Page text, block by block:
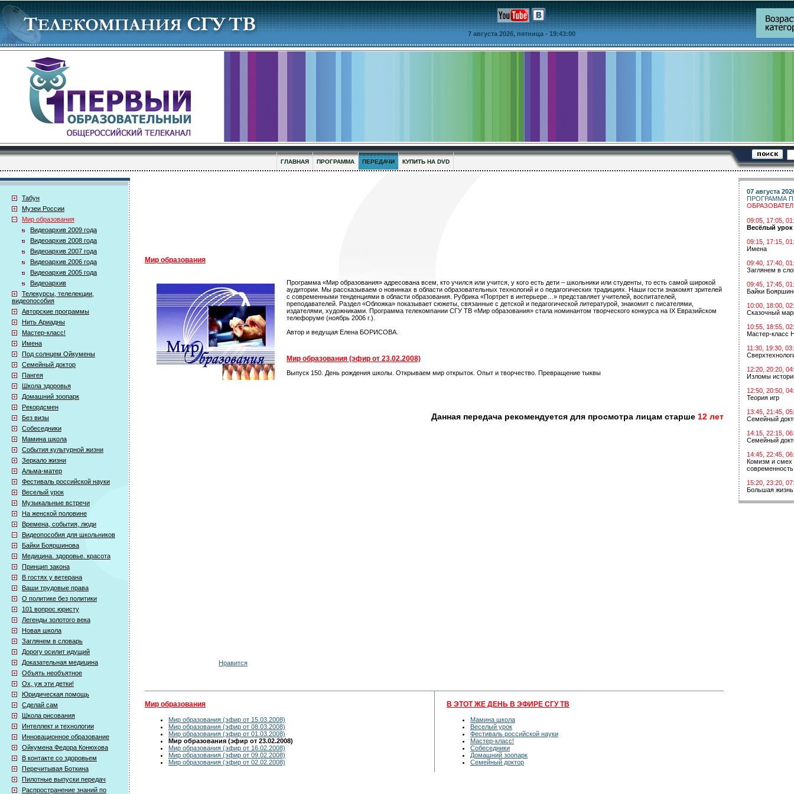
7 августа 2026, пятница - 19:43:00
ГЛАВНАЯ ПРОГРАММА ПЕРЕДАЧИ КУПИТЬ НА DVD
Табун
Музеи России
Мир образования
Видеоархив 2009 года
Видеоархив 2008 года
Видеоархив 2007 года
Видеоархив 2006 года
Видеоархив 2005 года
Видеоархив
Телекурсы, телелекции,
видеопособия
Авторские программы
Нить Ариадны
Мастер-класс!
Имена
Под солнцем Ойкумены
Семейный доктор
Пангея
Школа здоровья
Домашний зоопарк
Рекордсмен
Без визы
Собеседники
Мамина школа
События культурной жизни
Зеркало жизни
Альма-матер
Фестиваль российской науки
Веселый урок
Музыкальные встречи
На женской половине
Времена, события, люди
Видеопособия для школьников
Байки Бояршинова
Медицина. здоровье. красота
Принцип закона
В гостях у ветерана
Ваши трудовые права
О политике без политики
101 вопрос юристу
Легенды золотого века
Новая школа
Заглянем в словарь
Дорогу осилит идущий
Доказательная медицина
Объять необъятное
Ох, уж эти детки!
Юридическая помощь
Сделай сам
Школа рисования
Интеллект и технологии
Инновационное образование
Ойкумена Федора Конюхова
В контакте со здоровьем
Перечитывая Боткина
Пилотные выпуски передач
Распространение знаний по
Мир образования
Программа «Мир образования» адресована всем, кто учился или учится, у кого есть дети – школьники или студенты, то есть самой широкой
аудитории. Мы рассказываем о новинках в области образовательных технологий и о педагогических традициях. Наши гости знакомят зрителей
с современными тенденциями в области образования. Рубрика «Портрет в интерьере…» представляет учителей, воспитателей,
преподавателей. Раздел «Обложка» показывает сюжеты, связанные с детской и педагогической литературой, знакомит с писателями,
издателями, художниками. Программа телекомпании СГУ ТВ «Мир образования» стала номинантом творческого конкурса на IХ Евразийском
телефоруме (ноябрь 2006 г.).
Автор и ведущая Елена БОРИСОВА.
Мир образования (эфир от 23.02.2008)
Выпуск 150. День рождения школы. Открываем мир открыток. Опыт и творчество. Превращение тыквы
Данная передача рекомендуется для просмотра лицам старше 12 лет
Нравится
Мир образования
Мир образования (эфир от 15.03.2008)
Мир образования (эфир от 08.03.2008)
Мир образования (эфир от 01.03.2008)
Мир образования (эфир от 23.02.2008)
Мир образования (эфир от 16.02.2008)
Мир образования (эфир от 09.02.2008)
Мир образования (эфир от 02.02.2008)
В ЭТОТ ЖЕ ДЕНЬ В ЭФИРЕ СГУ ТВ
Мамина школа
Веселый урок
Фестиваль российской науки
Мастер-класс!
Собеседники
Домашний зоопарк
Семейный доктор
07 августа
ПРОГРАММА
09:05, 17:05,
Весёлый урок
09:15, 17:15,
Имена
09:40, 17:40,
Заглянем в
09:45, 17:45,
Байки
10:00, 18:00,
Сказочный
10:55, 18:55,
Мастер-класс
11:30, 19:30,
12:20, 20:20,
Изломы
12:50, 20:50,
Теория игр
13:45, 21:45,
Семейный
14:15, 22:15,
Семейный
14:45, 22:45,
Комизм и смех
современность
15:20, 23:20,
Большая жизнь